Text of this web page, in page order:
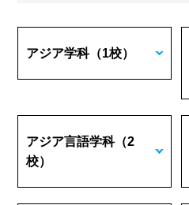
アジア学科（1校）
アジア言語学科（2
校）